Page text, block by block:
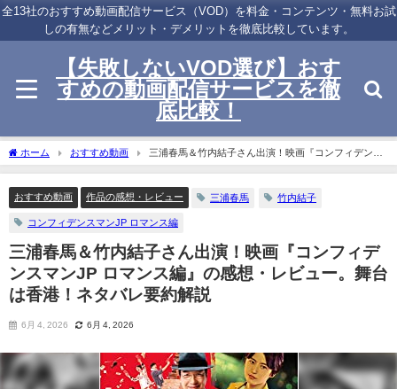
全13社のおすすめ動画配信サービス（VOD）を料金・コンテンツ・無料お試
しの有無などメリット・デメリットを徹底比較しています。
【失敗しないVOD選び】おす
すめの動画配信サービスを徹
底比較！
ホーム おすすめ動画
三浦春馬＆竹内結子さん出演！映画『コンフィデンス
マンJP ロマンス編』の感想・レビュー。舞台は香港！ネタバレ要約解説
おすすめ動画 作品の感想・レビュー 三浦春馬 竹内結子
コンフィデンスマンJP ロマンス編
三浦春馬＆竹内結子さん出演！映画『コンフィデ
ンスマンJP ロマンス編』の感想・レビュー。舞台
は香港！ネタバレ要約解説
6月 4, 2026 6月 4, 2026